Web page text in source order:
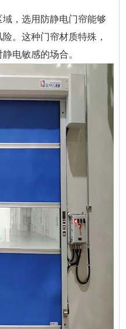
，选用防静电门帘能够
。这种门帘材质特殊，
电敏感的场合。